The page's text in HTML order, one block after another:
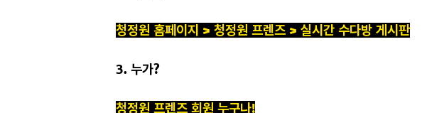
청정원 홈페이지 > 청정원 프렌즈 > 실시간 수다방 게시판
3. 누가?
청정원 프렌즈 회원 누구나!